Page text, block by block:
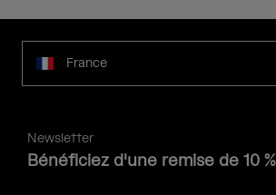
France
Newsletter
Bénéficiez d'une remise de 10 %